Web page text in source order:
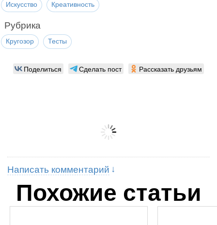
Искусство Креативность
Рубрика
Кругозор Тесты
Поделиться Сделать пост Рассказать друзьям
Написать комментарий
Похожие статьи